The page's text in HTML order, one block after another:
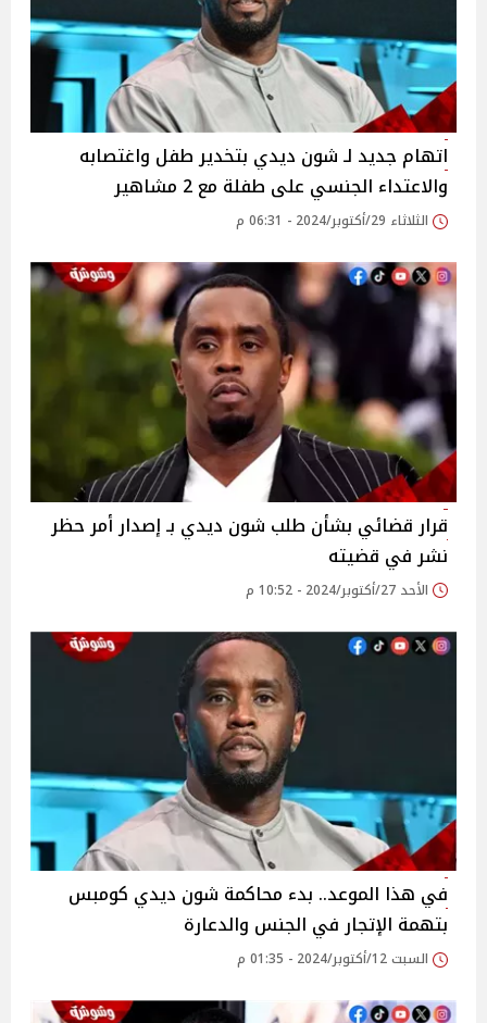
اتهام جديد لـ شون ديدي بتخدير طفل واغتصابه
والاعتداء الجنسي على طفلة مع 2 مشاهير
الثلاثاء 29/أكتوبر/2024 - 06:31 م
قرار قضائي بشأن طلب شون ديدي بـ إصدار أمر حظر
نشر في قضيته
الأحد 27/أكتوبر/2024 - 10:52 م
في هذا الموعد.. بدء محاكمة شون ديدي كومبس
بتهمة الإتجار في الجنس والدعارة
السبت 12/أكتوبر/2024 - 01:35 م